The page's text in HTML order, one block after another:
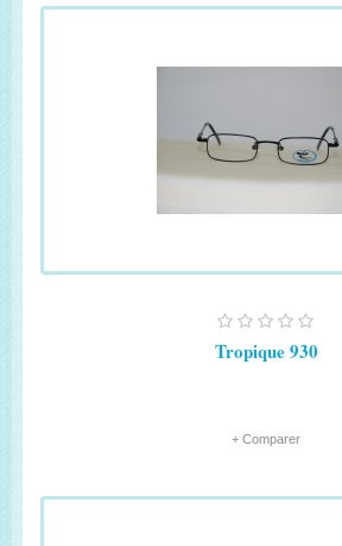
Tropique 930
+ Comparer